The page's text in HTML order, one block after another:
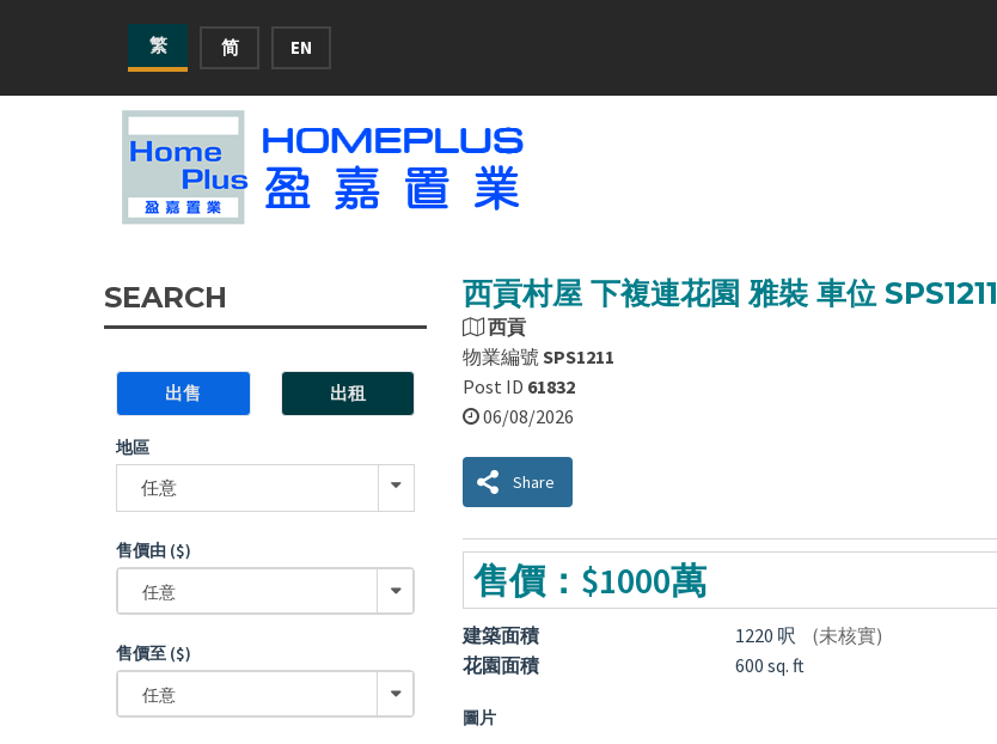
繁 简 EN
西貢村屋 下複連花園 雅裝 車位 SPS1211
西貢
物業編號SPS1211
Post ID 61832
06/08/2026
Share
售價：$1000萬
建築面積 1220 呎
(未核實)
花園面積
600 sq. ft
圖片
SEARCH
出售 出租
地區
任意
售價由 ($)
任意
售價至 ($)
任意